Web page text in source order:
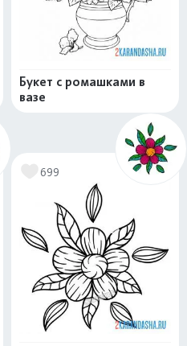
Букет с ромашками в
вазе
699